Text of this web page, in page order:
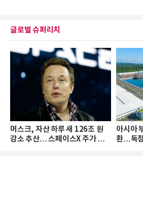
글로벌 슈퍼리치
머스크, 자산 하루 새 126조 원
감소 추산… 스페이스X 주가 하
아시아
환…독